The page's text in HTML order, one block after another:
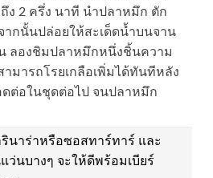
ถึง 2 ครึ่ง นาที นำปลาหมึก ตัก
กนั้นปล่อยให้สะเด็ดน้ำบนจาน
ลองชิมปลาหมึกหนึ่งชิ้นความ
ามารถโรยเกลือเพิ่มได้ทันทีหลัง
ต่อในชุดต่อไป จนปลาหมึก
นาร่าหรือซอสทาร์ทาร์ และ
ว่นบางๆ จะให้ดีพร้อมเบียร์